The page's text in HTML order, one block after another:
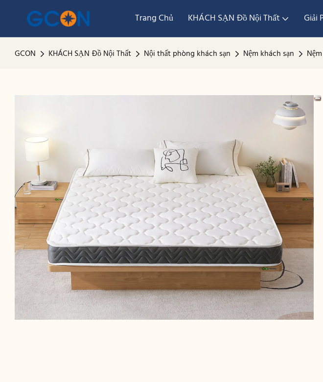
Trang Chủ KHÁCH SẠN Đồ Nội Thất Giải
GCON KHÁCH SẠN Đồ Nội Thất Nội thất phòng khách sạn Nệm khách sạn